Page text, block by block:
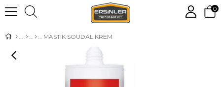
0
MASTIK SOUDAL KREM